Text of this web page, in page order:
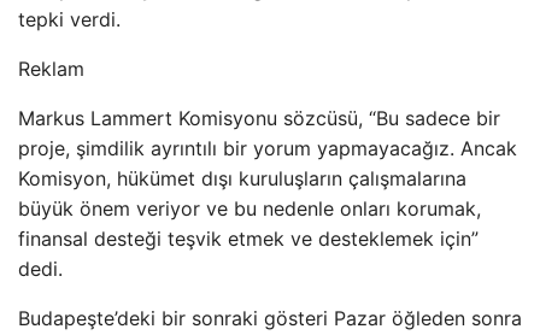
tepki verdi.
Reklam
Markus Lammert Komisyonu sözcüsü, “Bu sadece bir
proje, şimdilik ayrıntılı bir yorum yapmayacağız. Ancak
Komisyon, hükümet dışı kuruluşların çalışmalarına
büyük önem veriyor ve bu nedenle onları korumak,
finansal desteği teşvik etmek ve desteklemek için”
dedi.
Budapeşte’deki bir sonraki gösteri Pazar öğleden sonra